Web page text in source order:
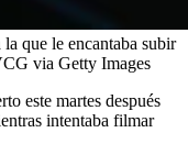
que le encantaba subir
via Getty Images
este martes después
intentaba filmar